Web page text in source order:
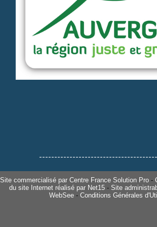
Site commercialisé par Centre France Solution Pro -
du site Internet réalisé par Net15- Site
WebSee- Conditions Générales